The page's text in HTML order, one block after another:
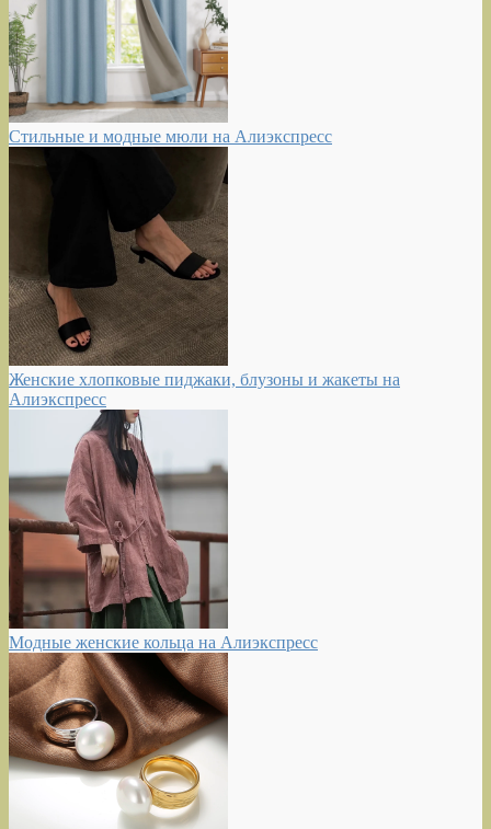
Стильные и модные мюли на Алиэкспресс
Женские хлопковые пиджаки, блузоны и жакеты на
Алиэкспресс
Модные женские кольца на Алиэкспресс